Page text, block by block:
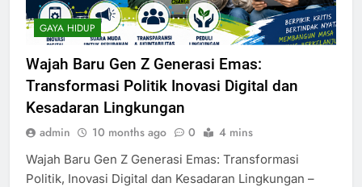
GAYA HIDUP
Wajah Baru Gen Z Generasi Emas:
Transformasi Politik Inovasi Digital dan
Kesadaran Lingkungan
admin 10 months ago 0 4 mins
Wajah Baru Gen Z Generasi Emas: Transformasi
Politik, Inovasi Digital dan Kesadaran Lingkungan –